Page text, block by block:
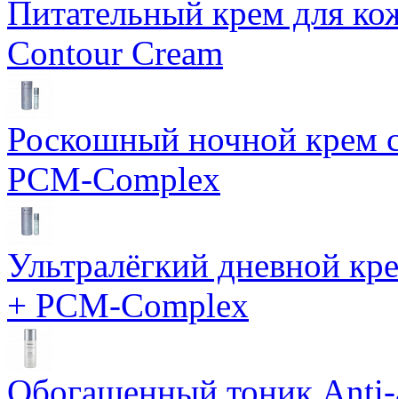
Питательный крем для
Contour Cream
Роскошный ночной крем
PCM-Complex
Ультралёгкий дневной
+ PCM-Complex